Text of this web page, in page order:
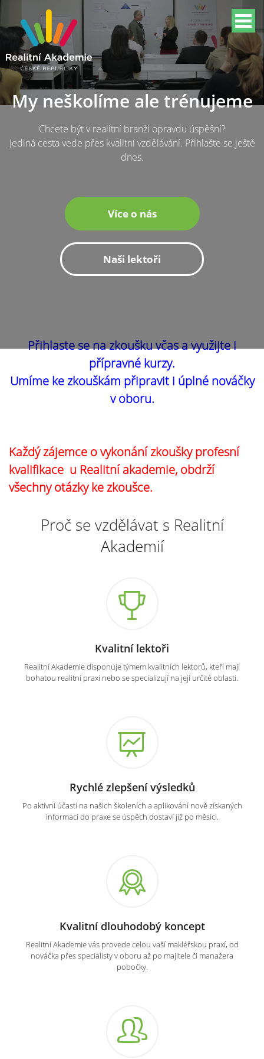
My neškolíme ale trénujeme
Chcete být v realitní branži opravdu úspěšní?
Jediná cesta vede přes kvalitní vzdělávání. Přihlašte se ještě
dnes.
Více o nás
Naši lektoři
Přihlaste se na zkoušku včas a využijte i
přípravné kurzy.
Umíme ke zkouškám připravit i úplné nováčky
v oboru.
Každý zájemce o vykonání zkoušky profesní
kvalifikace u Realitní akademie, obdrží
všechny otázky ke zkoušce.
Proč se vzdělávat s Realitní
Akademií
Kvalitní lektoři
Realitní Akademie disponuje týmem kvalitních lektorů, kteří mají
bohatou realitní praxi nebo se specializují na její určité oblasti.
Rychlé zlepšení výsledků
Po aktivní účasti na našich školeních a aplikování nově získaných
informací do praxe se úspěch dostaví již po měsíci.
Kvalitní dlouhodobý koncept
Realitní Akademie vás provede celou vaší makléřskou praxí, od
nováčka přes specialisty v oboru až po majitele či manažera
pobočky.